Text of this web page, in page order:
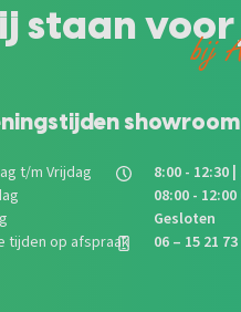
staan
bij
showroom
t/m Vrijdag
8:00 - 12:30
08:00 -
Gesloten
tijden op afspraak
06 – 15 21